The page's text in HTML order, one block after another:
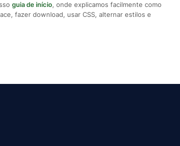
guia de início, onde explicamos facilmente como
fazer download, usar CSS, alternar estilos e